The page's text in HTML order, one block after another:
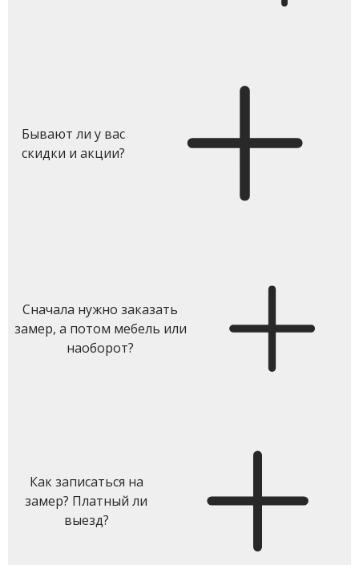
Бывают ли у вас
скидки и акции?
Сначала нужно заказать
замер, а потом мебель или
наоборот?
Как записаться на
замер? Платный ли
выезд?